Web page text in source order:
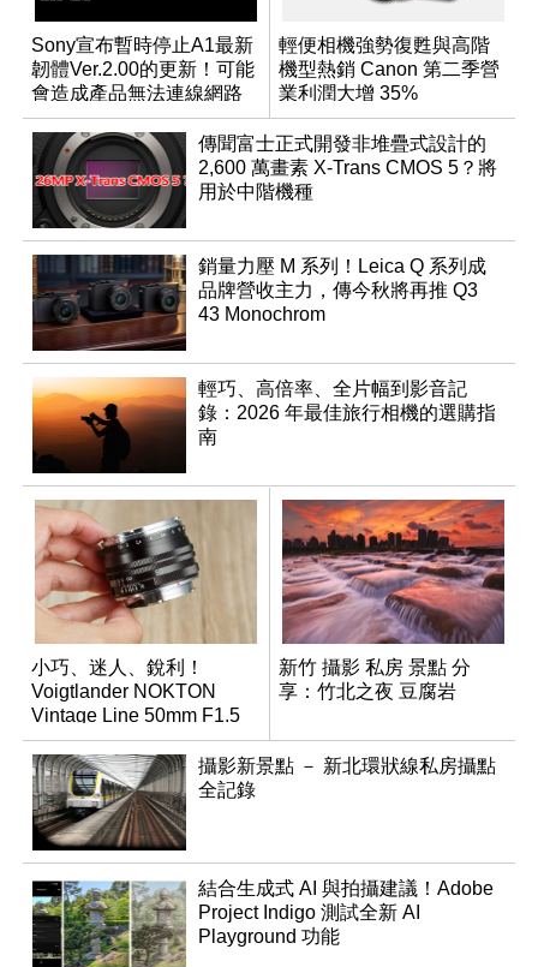
Sony宣布暫時停止A1最新
韌體Ver.2.00的更新！可能
會造成產品無法連線網路
輕便相機強勢復甦與高階
機型熱銷 Canon 第二季營
業利潤大增 35%
傳聞富士正式開發非堆疊式設計的
2,600 萬畫素 X-Trans CMOS 5？將
用於中階機種
銷量力壓 M 系列！Leica Q 系列成
品牌營收主力，傳今秋將再推 Q3
43 Monochrom
輕巧、高倍率、全片幅到影音記
錄：2026 年最佳旅行相機的選購指
南
小巧、迷人、銳利！
Voigtlander NOKTON
Vintage Line 50mm F1.5
ASPH II
新竹 攝影 私房 景點 分
享：竹北之夜 豆腐岩
攝影新景點 － 新北環狀線私房攝點
全記錄
結合生成式 AI 與拍攝建議！Adobe
Project Indigo 測試全新 AI
Playground 功能